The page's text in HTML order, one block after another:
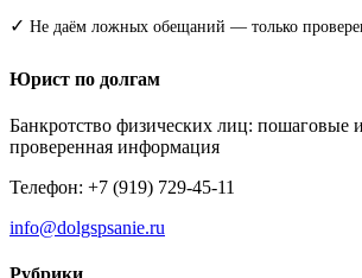
✓ Не даём ложных обещаний — только
Юрист по долгам
Банкротство физических лиц: пошаговые
проверенная информация
Телефон: +7 (919) 729-45-11
info@dolgspsanie.ru